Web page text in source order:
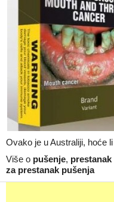
Ovako je u Australiji, hoće
Više o pušenje,
za prestanak pušenja